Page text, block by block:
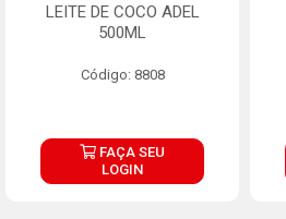
LEITE DE COCO ADEL
500ML
Código: 8808
FAÇA SEU
LOGIN